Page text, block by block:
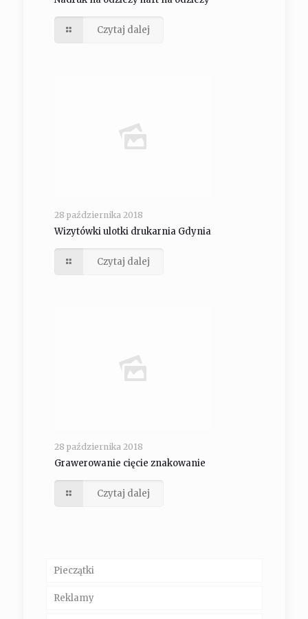
Czytaj dalej
28 października 2018
Wizytówki ulotki drukarnia Gdynia
Czytaj dalej
28 października 2018
Grawerowanie cięcie znakowanie
Czytaj dalej
Pieczątki
Reklamy